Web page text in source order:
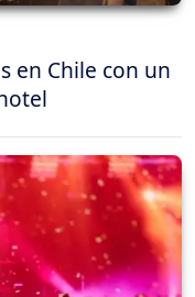
en Chile con un